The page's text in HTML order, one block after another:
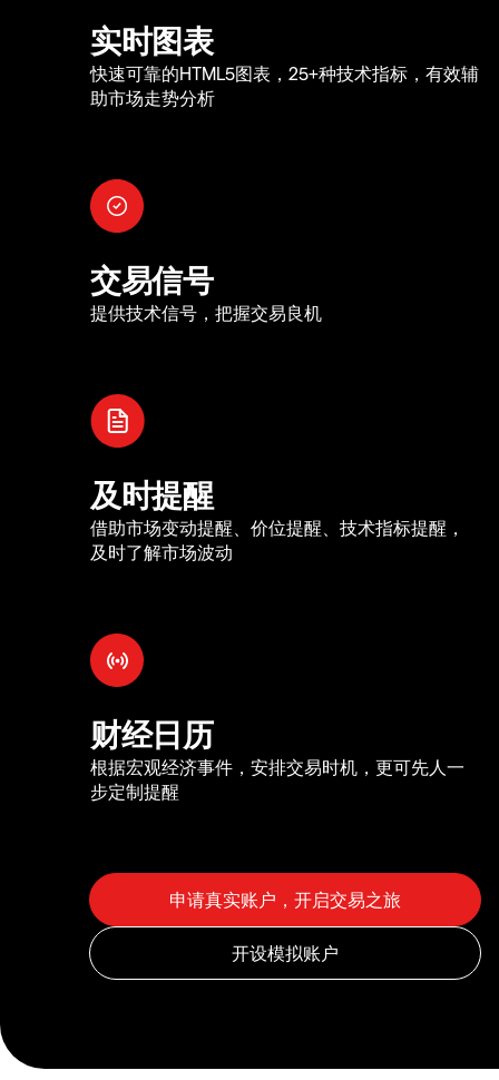
实时图表
快速可靠的HTML5图表，25+种技术指标，有效辅
助市场走势分析
交易信号
提供技术信号，把握交易良机
及时提醒
借助市场变动提醒、价位提醒、技术指标提醒，
及时了解市场波动
财经日历
根据宏观经济事件，安排交易时机，更可先人一
步定制提醒